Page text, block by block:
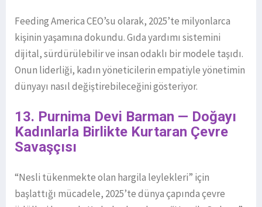
Feeding America CEO’su olarak, 2025’te milyonlarca
kişinin yaşamına dokundu. Gıda yardımı sistemini
dijital, sürdürülebilir ve insan odaklı bir modele taşıdı.
Onun liderliği, kadın yöneticilerin empatiyle yönetimin
dünyayı nasıl değiştirebileceğini gösteriyor.
13. Purnima Devi Barman — Doğayı
Kadınlarla Birlikte Kurtaran Çevre
Savaşçısı
“Nesli tükenmekte olan hargila leylekleri” için
başlattığı mücadele, 2025’te dünya çapında çevre